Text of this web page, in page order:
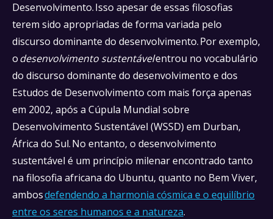
Desenvolvimento. Isso apesar de essas filosofias
terem sido apropriadas de forma variada pelo
discurso dominante do desenvolvimento. Por exemplo,
odesenvolvimento sustentávelentrou no vocabulário
do discurso dominante do desenvolvimento e dos
Estudos de Desenvolvimento com mais força apenas
em 2002, após a Cúpula Mundial sobre
Desenvolvimento Sustentável (WSSD) em Durban,
África do Sul. No entanto, o desenvolvimento
sustentável é um princípio milenar encontrado tanto
na filosofia africana do Ubuntu, quanto no Bem Viver,
ambosdefendendo a harmonia cósmica e o equilíbrio
entre os seres humanos e a natureza.